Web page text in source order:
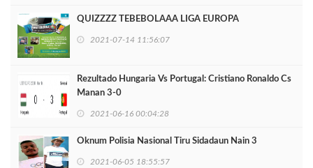
QUIZZZZ TEBEBOLAAA LIGA EUROPA
2021-07-14 11:56:07
Rezultado Hungaria Vs Portugal: Cristiano Ronaldo Cs
Manan 3-0
2021-06-16 00:04:28
Oknum Polisia Nasional Tiru Sidadaun Nain 3
2021-06-05 18:55:57